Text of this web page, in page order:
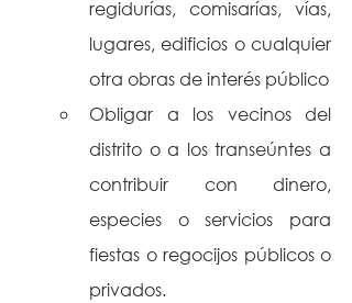
regidurías, comisarías, vías,
lugares, edificios o cualquier
otra obras de interés público
Obligar a los vecinos del
distrito o a los transeúntes a
contribuir con dinero,
especies o servicios para
fiestas o regocijos públicos o
privados.